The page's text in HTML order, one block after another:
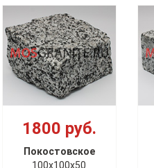
1800 руб.
Покостовское
100х100х50